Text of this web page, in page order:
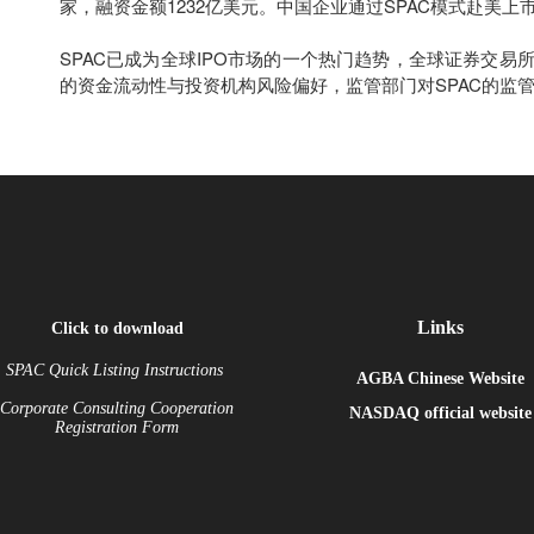
家，融资金额1232亿美元。中国企业通过SPAC模式赴美
SPAC已成为全球IPO市场的一个热门趋势，全球证券交易
的资金流动性与投资机构风险偏好，监管部门对SPAC的
Links
AGBA Chinese Website
NASDAQ official website
Click to download
SPAC Quick Listing Instructions
Corporate Consulting Cooperation
Registration Form